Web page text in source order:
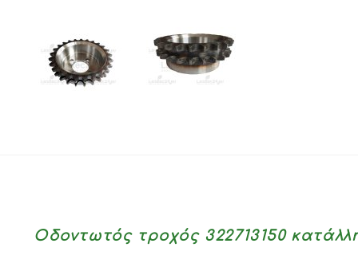
Οδοντωτός τροχός 322713150